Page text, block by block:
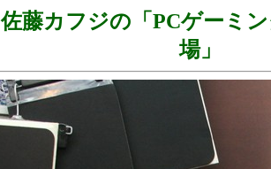
佐藤カフジの「PCゲーミ
場」